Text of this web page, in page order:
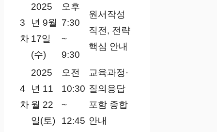
3
차
2025
년 9월
17일
(수)
오후
7:30
~
9:30
원서작성
직전, 전략
핵심 안내
4
차
2025
년 11
월 22
일(토)
오전
10:30
~
12:45
교육과정·
질의응답
포함 종합
안내